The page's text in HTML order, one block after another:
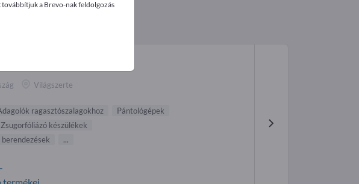
(18)
Világszerte
ragasztószalagokhoz
Pántológépek
Zsugorfóliázó készülékek
...
a Brevo-nak feldolgozás